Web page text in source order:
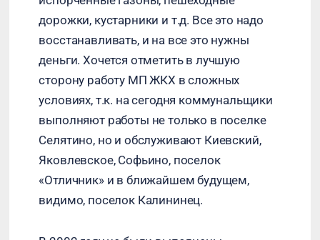
дорожки, кустарники и т.д. Все это надо
восстанавливать, и на все это нужны
деньги. Хочется отметить в лучшую
сторону работу МП ЖКХ в сложных
условиях, т.к. на сегодня коммунальщики
выполняют работы не только в поселке
Селятино, но и обслуживают Киевский,
Яковлевское, Софьино, поселок
«Отличник» и в ближайшем будущем,
видимо, поселок Калининец.